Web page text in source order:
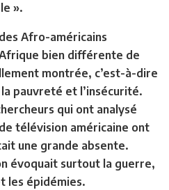
».
Afro-américains
bien différente de
montrée, c’est-à-dire
pauvreté et l’insécurité.
qui ont analysé
télévision américaine ont
une grande absente.
évoquait surtout la guerre,
les épidémies.